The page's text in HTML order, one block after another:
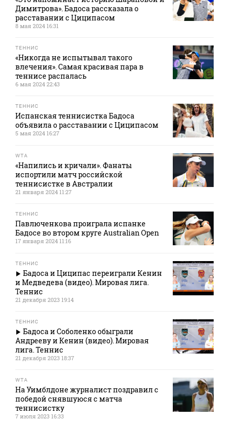
Димитрова». Бадоса рассказала о
расставании с Циципасом
8 мая 2024 16:31
ТЕННИС
«Никогда не испытывал такого
влечения». Самая красивая пара в
теннисе распалась
6 мая 2024 22:43
ТЕННИС
Испанская теннисистка Бадоса
объявила о расставании с Циципасом
5 мая 2024 16:27
WTA
«Напились и кричали». Фанаты
испортили матч российской
теннисистке в Австралии
21 января 2024 11:27
ТЕННИС
Павлюченкова проиграла испанке
Бадосе во втором круге Australian Open
17 января 2024 11:16
ТЕННИС
Бадоса и Циципас переиграли Кенин
и Медведева (видео). Мировая лига.
Теннис
21 декабря 2023 19:14
ТЕННИС
Бадоса и Соболенко обыграли
Андрееву и Кенин (видео). Мировая
лига. Теннис
21 декабря 2023 18:37
WTA
На Уимблдоне журналист поздравил с
победой снявшуюся с матча
теннисистку
7 июля 2023 16:33